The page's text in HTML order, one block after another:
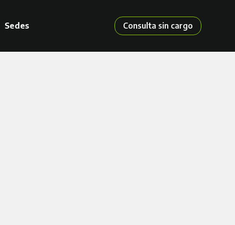
Sedes Consulta sin cargo